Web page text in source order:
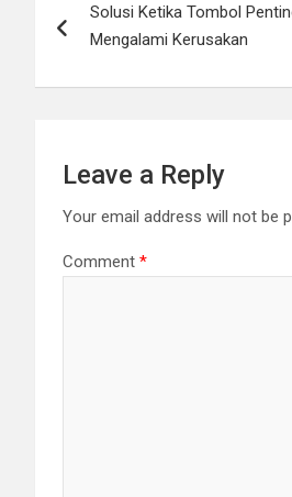
navigation
Solusi Ketika Tombol
Mengalami Kerusakan
Leave a Reply
Your email address will not be
Comment *